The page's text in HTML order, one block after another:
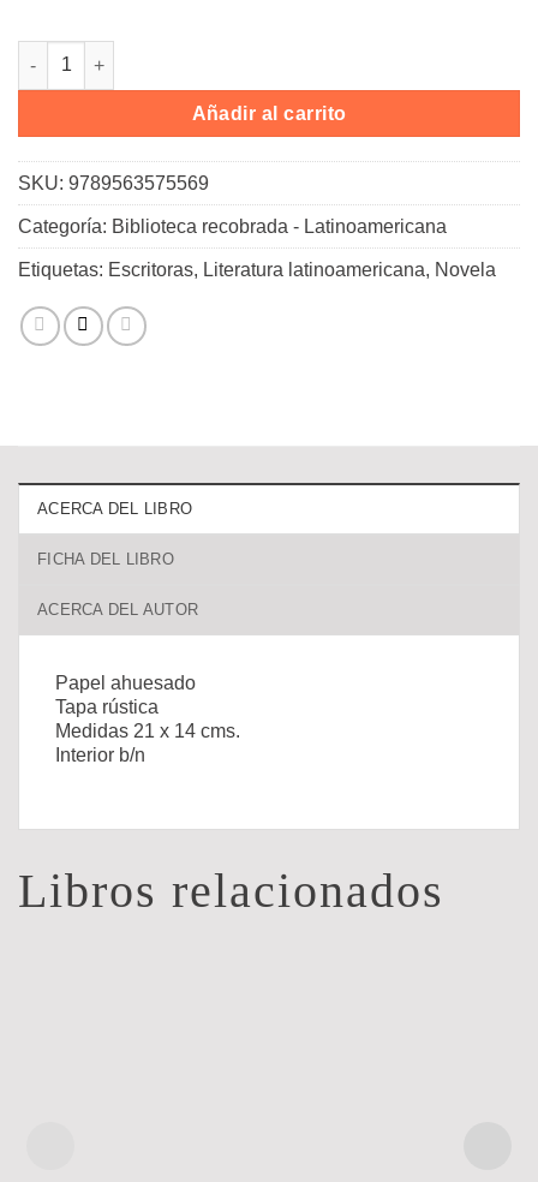
El asombroso Doctor Jover cantidad
Añadir al carrito
SKU: 9789563575569
Categoría: Biblioteca recobrada - Latinoamericana
Etiquetas: Escritoras, Literatura latinoamericana, Novela
ACERCA DEL LIBRO
FICHA DEL LIBRO
ACERCA DEL AUTOR
Papel ahuesado
Tapa rústica
Medidas 21 x 14 cms.
Interior b/n
Libros relacionados